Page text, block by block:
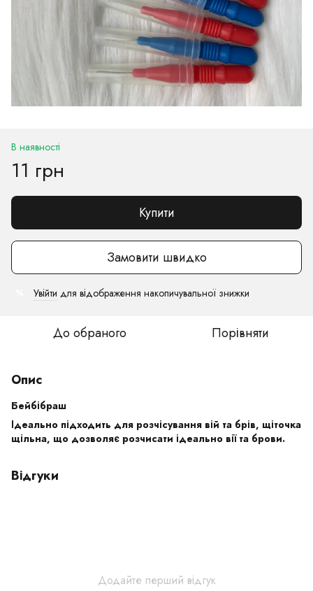
В наявності
11 грн
Купити
Замовити швидко
Увійти для відображення накопичувальної знижки
До обраного Порівняти
Опис
Бейбібраш
Ідеально підходить для розчісування вій та брів, щіточка
щільна, що дозволяє розчисати ідеально вії та брови.
Відгуки
Додайте перший відгук